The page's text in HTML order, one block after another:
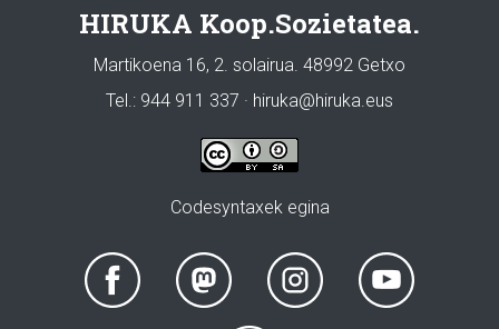
HIRUKA Koop.Sozietatea.
Martikoena 16, 2. solairua. 48992 Getxo
Tel.: 944 911 337 · hiruka@hiruka.eus
Codesyntaxek egina